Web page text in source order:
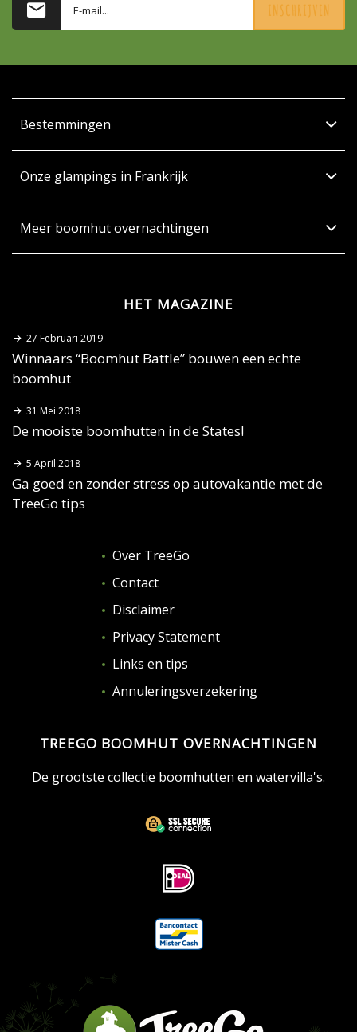
INSCHRIJVEN
Bestemmingen
Onze glampings in Frankrijk
Meer boomhut overnachtingen
HET MAGAZINE
27 Februari 2019
Winnaars “Boomhut Battle” bouwen een echte
boomhut
31 Mei 2018
De mooiste boomhutten in de States!
5 April 2018
Ga goed en zonder stress op autovakantie met de
TreeGo tips
Over TreeGo
Contact
Disclaimer
Privacy Statement
Links en tips
Annuleringsverzekering
TREEGO BOOMHUT OVERNACHTINGEN
De grootste collectie boomhutten en watervilla's.